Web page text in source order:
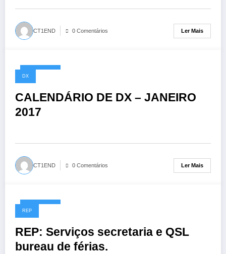
CT1END 0 Comentários Ler Mais
24/12/2017
DX
CALENDÁRIO DE DX – JANEIRO
2017
CT1END 0 Comentários Ler Mais
18/12/2017
REP
REP: Serviços secretaria e QSL
bureau de férias.